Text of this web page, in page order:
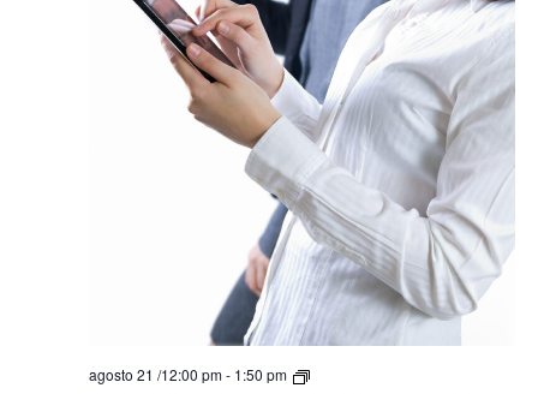
agosto 21 /12:00 pm- 1:50 pm
Soledad